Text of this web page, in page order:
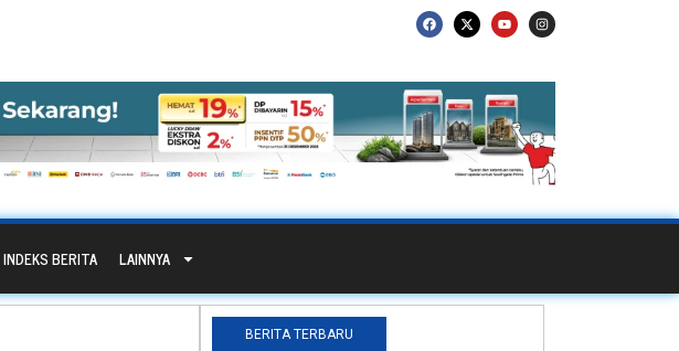
INDEKS BERITA LAINNYA
BERITA TERBARU